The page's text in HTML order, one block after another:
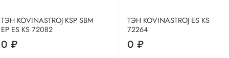
ТЭН KOVINASTROJ KSP SBM
EP ES KS 72082
0 ₽
ТЭН KOVINASTROJ ES KS
72264
0 ₽